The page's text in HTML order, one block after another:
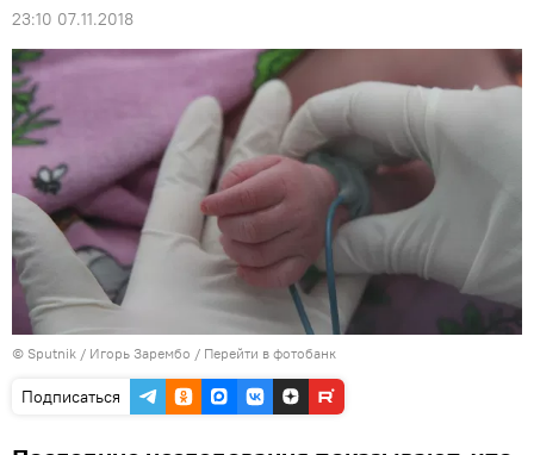
23:10 07.11.2018
© Sputnik / Игорь Зарембо / Перейти в фотобанк
Подписаться